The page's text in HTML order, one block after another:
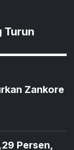
Turun
Zankore
Persen,